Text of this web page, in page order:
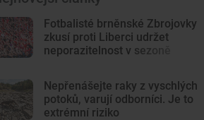
Fotbalisté brněnské Zbrojovky
zkusí proti Liberci udržet
neporazitelnost v sezoně
Nepřenášejte raky z vyschlých
potoků, varují odborníci. Je to
extrémní riziko